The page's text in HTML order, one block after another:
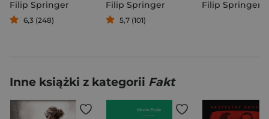
Filip Springer
6,3 (248)
Filip Springer
5,7 (101)
Filip Springer
Inne książki z kategorii Fakt